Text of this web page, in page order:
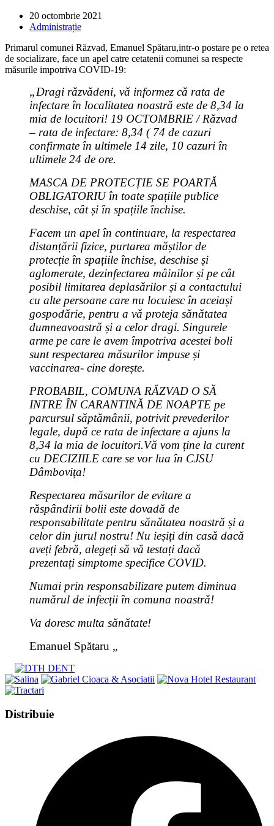
Post
published:
20 octombrie 2021
Post
Administrație
Primarul comunei Răzvad, Emanuel Spătaru,intr-o postare pe o retea
de socializare, face un apel catre cetatenii comunei sa respecte
măsurile impotriva COVID-19:
„Dragi răzvădeni, vă informez că rata de
infectare în localitatea noastră este de 8,34 la
mia de locuitori! 19 OCTOMBRIE / Răzvad
– rata de infectare: 8,34 ( 74 de cazuri
confirmate în ultimele 14 zile, 10 cazuri în
ultimele 24 de ore.
MASCA DE PROTECȚIE SE POARTĂ
OBLIGATORIU în toate spațiile publice
deschise, cât și în spațiile închise.
Facem un apel în continuare, la respectarea
distanțării fizice, purtarea măștilor de
protecție în spațiile închise, deschise și
aglomerate, dezinfectarea mâinilor și pe cât
posibil limitarea deplasărilor și a contactului
cu alte persoane care nu locuiesc în aceiași
gospodărie, pentru a vă proteja sănătatea
dumneavoastră și a celor dragi. Singurele
arme pe care le avem împotriva acestei boli
sunt respectarea măsurilor impuse și
vaccinarea- cine dorește.
PROBABIL, COMUNA RĂZVAD O SĂ
INTRE ÎN CARANTINĂ DE NOAPTE pe
parcursul săptămânii, potrivit prevederilor
legale, după ce rata de infectare a ajuns la
8,34 la mia de locuitori.Vă vom ține la curent
cu DECIZIILE care se vor lua în CJSU
Dâmbovița!
Respectarea măsurilor de evitare a
răspândirii bolii este dovadă de
responsabilitate pentru sănătatea noastră și a
celor din jurul nostru! Nu ieșiți din casă dacă
aveți febră, alegeți să vă testați dacă
prezentați simptome specifice COVID.
Numai prin responsabilizare putem diminua
numărul de infecții în comuna noastră!
Va doresc multa sănătate!
Emanuel Spătaru „
DistribuieShare
window